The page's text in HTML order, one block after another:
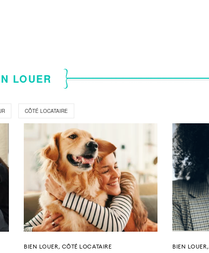
LOUER
CÔTÉ LOCATAIRE
BIEN LOUER, CÔTÉ LOCATAIRE BIEN LOUER,